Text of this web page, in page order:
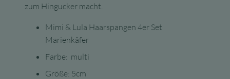
zum Hingucker macht.
Mimi & Lula Haarspangen 4er Set
Marienkäfer
Farbe: multi
Größe: 5cm